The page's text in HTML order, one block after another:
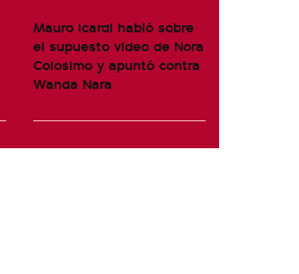
Mauro Icardi habló sobre
el supuesto video de Nora
Colosimo y apuntó contra
Wanda Nara